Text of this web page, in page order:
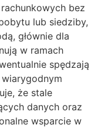
bez
lub siedziby,
głównie dla
w ramach
spędzają
że stale
danych oraz
wsparcie w